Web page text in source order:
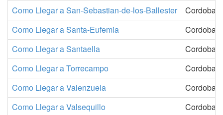
Como Llegar a San-Sebastian-de-los-Ballester
Cordoba
Como Llegar a Santa-Eufemia
Cordoba
Como Llegar a Santaella
Cordoba
Como Llegar a Torrecampo
Cordoba
Como Llegar a Valenzuela
Cordoba
Como Llegar a Valsequillo
Cordoba